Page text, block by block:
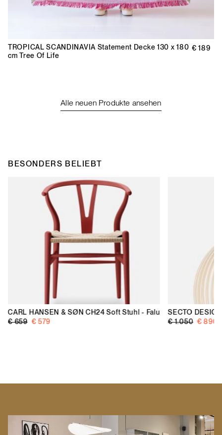
TROPICAL SCANDINAVIA Statement Decke 130 x 180
cm Tree Of Life
€ 189
Alle neuen Produkte ansehen
BESONDERS BELIEBT
CARL HANSEN & SØN CH24 Soft Stuhl - Falu
€ 659 € 579
SECTO DESIGN
€ 1.050 € 890